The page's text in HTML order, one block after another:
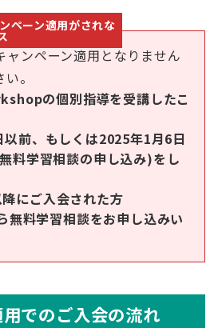
ペーン適用がされな
ャンペーン適用となりません
。
の個別指導を受講したこ
前、もしくは2025年1月6日
料学習相談の申し込み)をし
にご入会された方
無料学習相談をお申し込みい
でのご入会の流れ